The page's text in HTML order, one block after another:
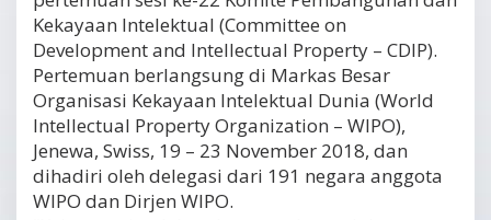
Kekayaan Intelektual (Committee on
Development and Intellectual Property – CDIP).
Pertemuan berlangsung di Markas Besar
Organisasi Kekayaan Intelektual Dunia (World
Intellectual Property Organization – WIPO),
Jenewa, Swiss, 19 – 23 November 2018, dan
dihadiri oleh delegasi dari 191 negara anggota
WIPO dan Dirjen WIPO.